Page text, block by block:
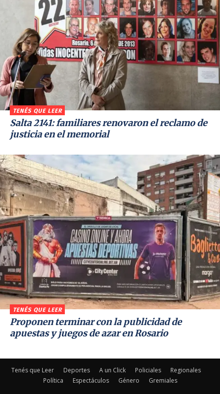
TENÉS QUE LEER
Salta 2141: familiares renovaron el reclamo de
justicia en el memorial
TENÉS QUE LEER
Proponen terminar con la publicidad de
apuestas y juegos de azar en Rosario
Tenés que Leer Deportes A un Click Policiales
Regionales
Política
Espectáculos Género Gremiales